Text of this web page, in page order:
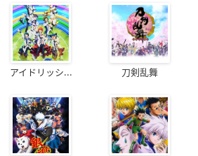
アイドリッシ... 刀剣乱舞